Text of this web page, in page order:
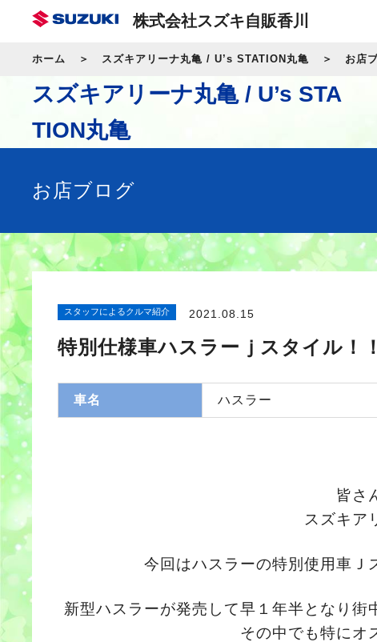
株式会社スズキ自販香川
ホーム スズキアリーナ丸亀 / U’s STATION丸亀 お店
スズキアリーナ丸亀 / U’s STA
TION丸亀
お店ブログ
スタッフによるクルマ紹介 2021.08.15
特別仕様車ハスラーｊスタイル！！
車名 ハスラー
皆さ
スズキア
今回はハスラーの特別使用車Ｊ
新型ハスラーが発売して早１年半となり街
その中でも特にオ